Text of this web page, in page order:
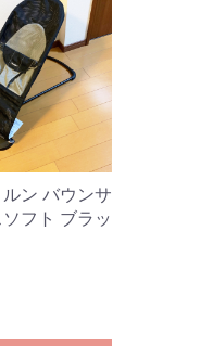
ン バウンサ
フト ブラッ